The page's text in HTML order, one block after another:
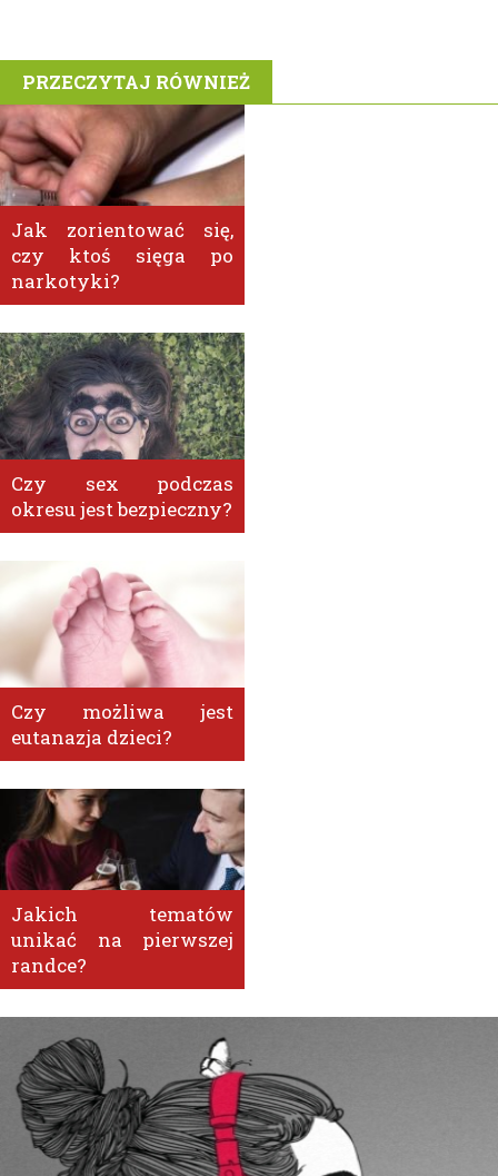
PRZECZYTAJ RÓWNIEŻ
Jak zorientować się,
czy ktoś sięga po
narkotyki?
Czy sex podczas
okresu jest bezpieczny?
Czy możliwa jest
eutanazja dzieci?
Jakich tematów
unikać na pierwszej
randce?